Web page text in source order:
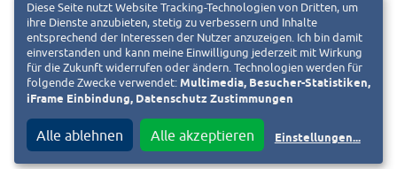
ZUR WEBSEITE
Ansprechpartner:
Stefan Neumann
Diese Seite nutzt Website Tracking-Technologien von Dritten, um
ihre Dienste anzubieten, stetig zu verbessern und Inhalte
entsprechend der Interessen der Nutzer anzuzeigen. Ich bin damit
einverstanden und kann meine Einwilligung jederzeit mit Wirkung
für die Zukunft widerrufen oder ändern. Technologien werden für
folgende Zwecke verwendet: Multimedia, Besucher-Statistiken,
iFrame Einbindung, Datenschutz Zustimmungen
Alle ablehnen Alle akzeptieren Einstellungen...